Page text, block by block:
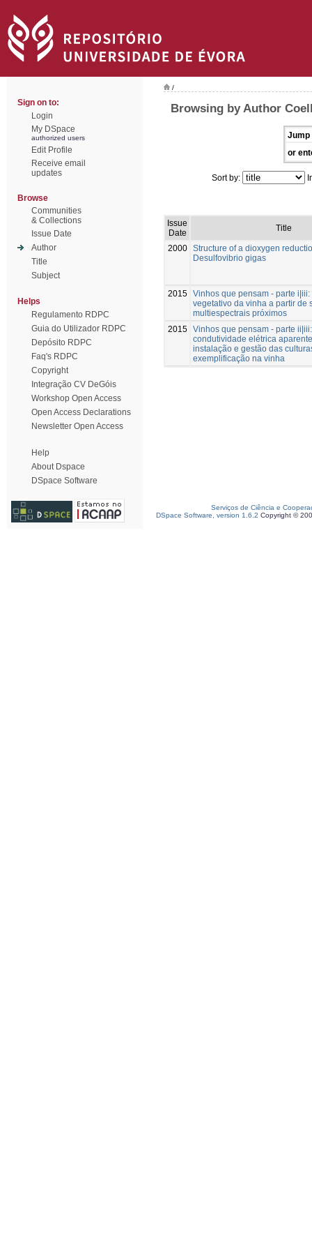
Sign on to:
Login
My DSpace
authorized users
Edit Profile
Receive email
updates
Browse
Communities
& Collections
Issue Date
Author
Title
Subject
Helps
Regulamento RDPC
Guia do Utilizador RDPC
Depósito RDPC
Faq's RDPC
Copyright
Integração CV DeGóis
Workshop Open Access
Open Access Declarations
Newsletter Open Access
Help
About Dspace
DSpace Software
/
Browsing by Author
Jump
or
Sort by:
Issue
Date
Title
2000 Structure of a dioxygen
Desulfovibrio gigas
2015 Vinhos que pensam - parte
vegetativo da vinha a partir de
multiespectrais próximos
2015 Vinhos que pensam - parte
condutividade elétrica
instalação e gestão das
exemplificação na vinha
Serviços de Ciência e
DSpace Software, version 1.6.2 Copyright ©